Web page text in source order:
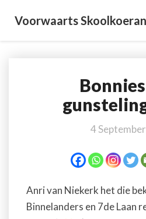
Voorwaarts
kies
4
Anri van Niekerk het die
Binnelanders en 7de Laan